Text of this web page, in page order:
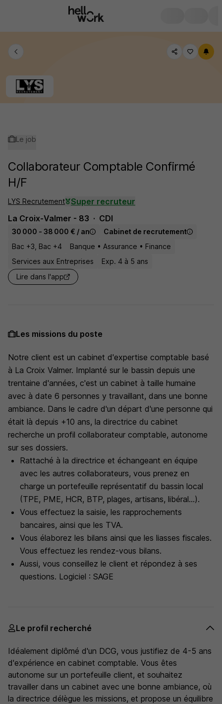
Le job
Collaborateur Comptable Confirmé
H/F
LYS Recrutement
Super recruteur
La Croix-Valmer - 83
CDI
30 000 - 38 000 € / an
Cabinet de recrutement
Bac +3, Bac +4
Banque • Assurance • Finance
Services aux Entreprises
Exp. 4 à 5 ans
Lire dans l'app
Les missions du poste
Notre client est un cabinet d'expertise comptable basé
à La Croix Valmer. Implanté sur le bassin depuis une
trentaine d'années, c'est un cabinet à taille humaine
avec à date 6 personnes y travaillant, dans une bonne
ambiance. Dans le cadre d'un départ d'une personne qui
était là depuis +10 ans, la directrice du cabinet
recherche un profil collaborateur comptable, autonome
sur ses dossiers.
Rattaché à la directrice et échangeant en équipe
avec les autres collaborateurs, vous prenez en
charge un portefeuille représentatif du bassin local
(TPE, PME, HCR, BTP, plages, artisans, libéral...).
Vous effectuez la saisie, les rapprochements
bancaires, ainsi que les TVA.
Vous élaborez les bilans ainsi que les liasses fiscales.
Vous effectuez les rendez-vous bilans.
Aussi, vous conseillez le client et répondez à ses
questions. Logiciel : SAGE
Le profil recherché
Idéalement diplômé d'un DCG, vous justifiez de 4-5 ans
d'expérience en cabinet comptable. Vous êtes
autonome sur un portefeuille client, et souhaitez
travailler dans un cabinet avec une bonne ambiance, où
la directrice délègue les missions, et propose un équilibre